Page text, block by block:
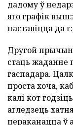
дадому ў
яго графік
паставіцца да
Другой
стаць жаданне
гаспадара.
проста хоча,
калі кот
агледзець
пераканацца ў